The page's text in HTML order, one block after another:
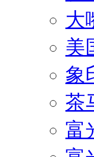
大
美
象
茶
富